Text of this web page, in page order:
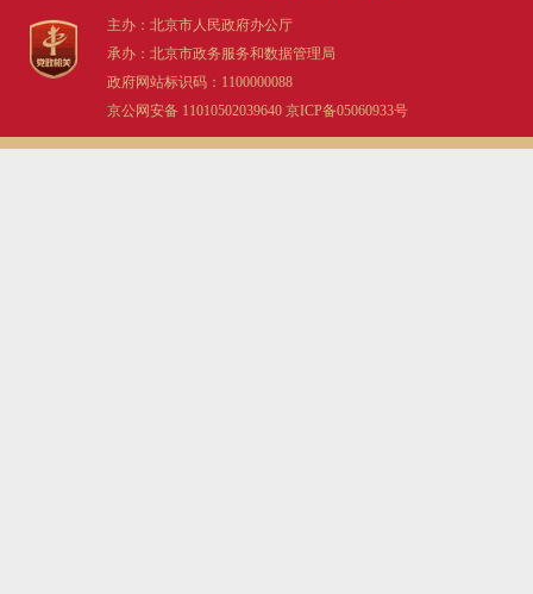
主办：北京市人民政府办公厅
承办：北京市政务服务和数据管理局
政府网站标识码：1100000088
京公网安备 11010502039640 京ICP备05060933号